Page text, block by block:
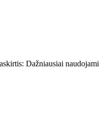
Dažniausiai naudojami